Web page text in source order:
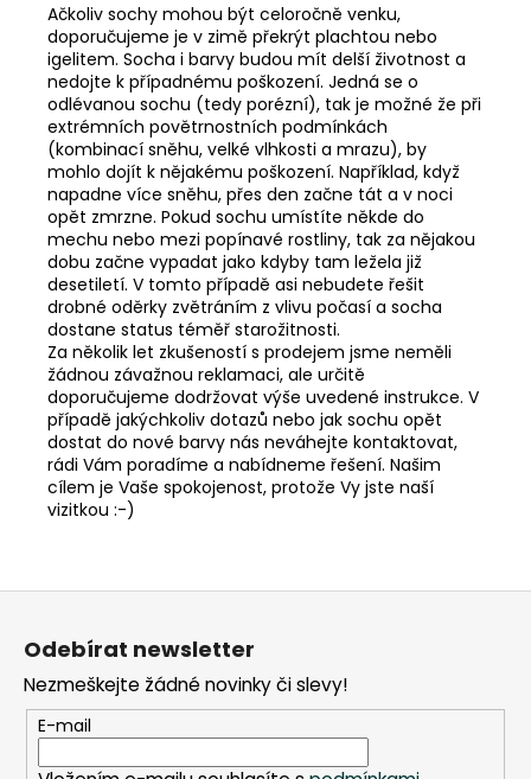
Ačkoliv sochy mohou být celoročně venku,
doporučujeme je v zimě překrýt plachtou nebo
igelitem. Socha i barvy budou mít delší životnost a
nedojte k případnému poškození. Jedná se o
odlévanou sochu (tedy porézní), tak je možné že při
extrémních povětrnostních podmínkách
(kombinací sněhu, velké vlhkosti a mrazu), by
mohlo dojít k nějakému poškození. Například, když
napadne více sněhu, přes den začne tát a v noci
opět zmrzne. Pokud sochu umístíte někde do
mechu nebo mezi popínavé rostliny, tak za nějakou
dobu začne vypadat jako kdyby tam ležela již
desetiletí. V tomto případě asi nebudete řešit
drobné oděrky zvětráním z vlivu počasí a socha
dostane status téměř starožitnosti.
Za několik let zkušeností s prodejem jsme neměli
žádnou závažnou reklamaci, ale určitě
doporučujeme dodržovat výše uvedené instrukce. V
případě jakýchkoliv dotazů nebo jak sochu opět
dostat do nové barvy nás neváhejte kontaktovat,
rádi Vám poradíme a nabídneme řešení. Našim
cílem je Vaše spokojenost, protože Vy jste naší
vizitkou :-)
Z
Odebírat newsletter
Nezmeškejte žádné novinky či slevy!
E-mail